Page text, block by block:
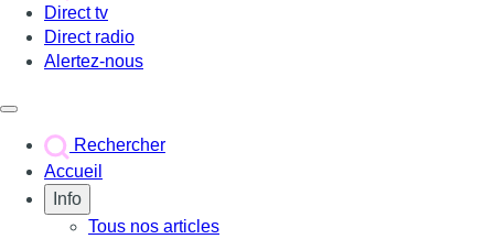
Direct tv
Direct radio
Alertez-nous
Rechercher
Accueil
Info
Tous nos articles